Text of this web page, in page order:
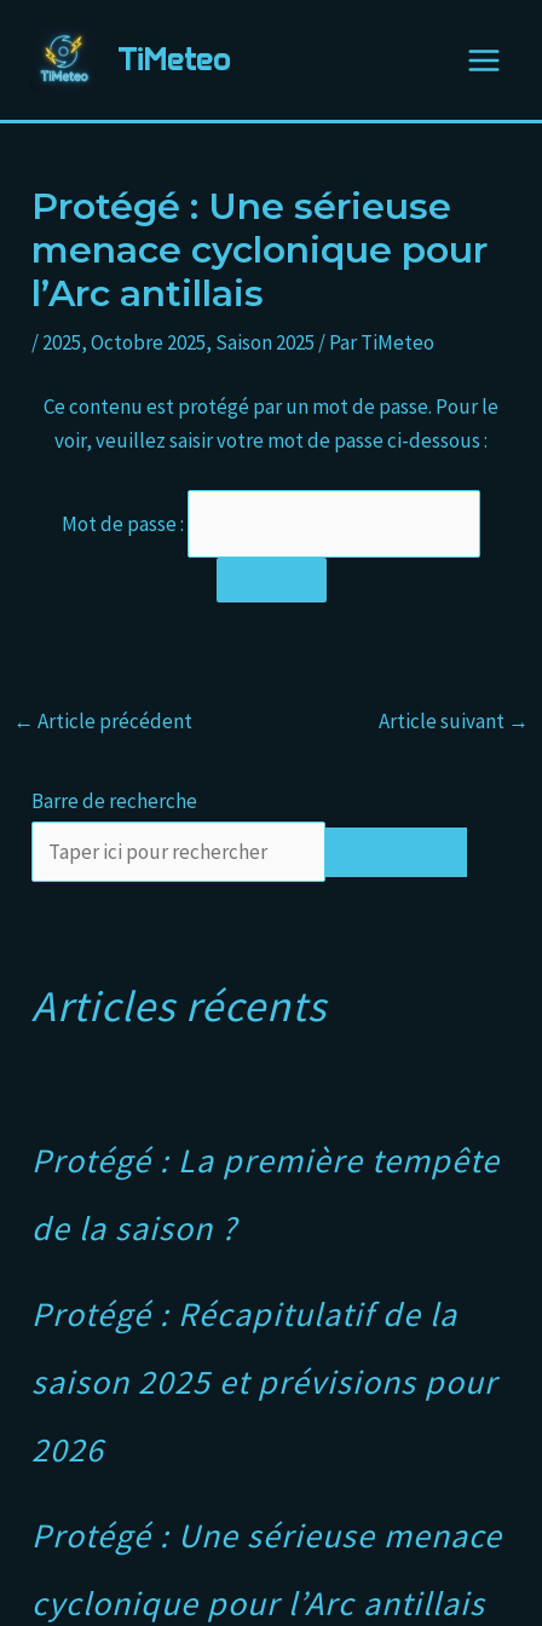
contenu
TiMeteo
Menu
Protégé : Une sérieuse
menace cyclonique pour
l’Arc antillais
/2025,Octobre 2025, Saison 2025 / ParTiMeteo
Ce contenu est protégé par un mot de passe. Pour le
voir, veuillez saisir votre mot de passe ci-dessous :
Mot de passe :
articles
← Article précédent Article suivant →
Barre de recherche
Articles récents
Protégé : La première tempête
de la saison ?
Protégé : Récapitulatif de la
saison 2025 et prévisions pour
2026
Protégé : Une sérieuse menace
cyclonique pour l’Arc antillais